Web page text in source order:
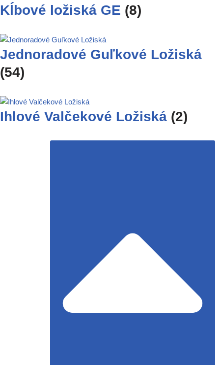
Kĺbové ložiská GE (8)
Jednoradové Guľkové Ložiská
(54)
Ihlové Valčekové Ložiská (2)